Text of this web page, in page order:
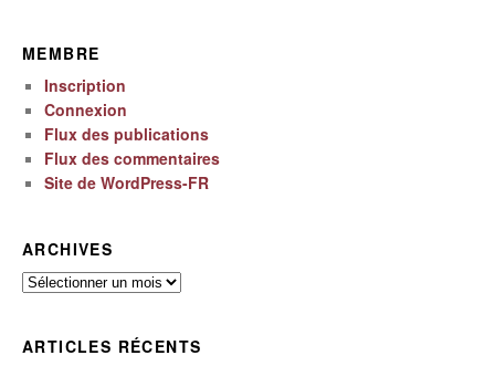
MEMBRE
Inscription
Connexion
Flux des publications
Flux des commentaires
Site de WordPress-FR
ARCHIVES
Archives
ARTICLES RÉCENTS